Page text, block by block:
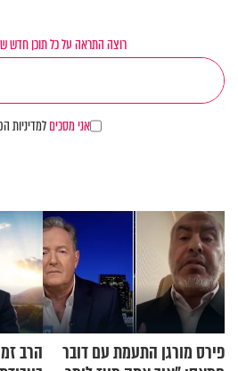
רוצה התראה על כל תוכן חדש
אני מסכיםלמדיניות
פירס מורגן התעמת עם דובר
הרב